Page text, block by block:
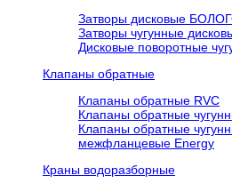
Затворы дисковые
Затворы чугунные
Дисковые поворотные
Клапаны обратные
Клапаны обратные RVC
Клапаны обратные
Клапаны обратные
межфланцевые Energy
Краны водоразборные